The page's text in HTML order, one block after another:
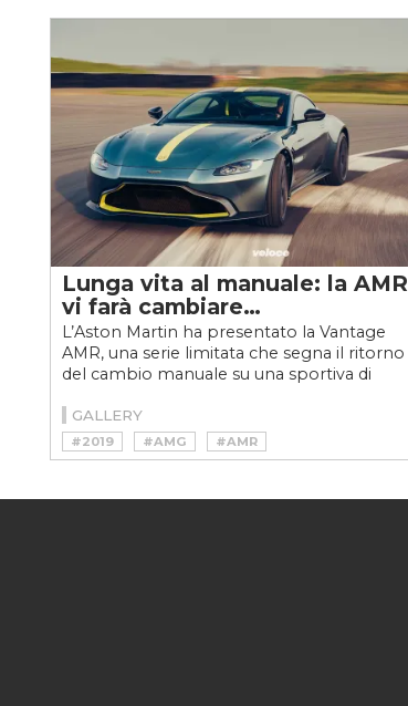
Lunga vita al manuale: la AMR
vi farà cambiare…
L’Aston Martin ha presentato la Vantage
AMR, una serie limitata che segna il ritorno
del cambio manuale su una sportiva di
GALLERY
#2019 #AMG
#AMR
#ASTON MARTIN
#GRANTURISMO
#GT